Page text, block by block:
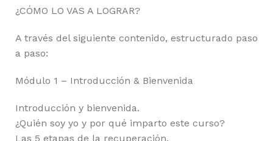
¿CÓMO LO VAS A LOGRAR?
A través del siguiente contenido, estructurado paso
a paso:
Módulo 1 – Introducción & Bienvenida
Introducción y bienvenida.
¿Quién soy yo y por qué imparto este curso?
Las 5 etapas de la recuperación.